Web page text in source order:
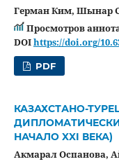
Герман Ким, Шынар
Просмотров
DOIhttps://doi.org/
PDF
КАЗАХСТАНО-
НАЧАЛО XXI ВЕКА)
Акмарал Оспанова,